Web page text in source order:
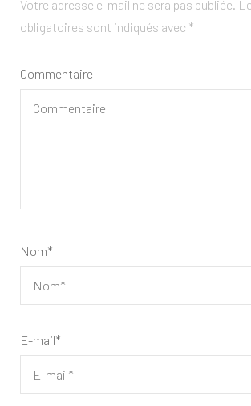
Votre adresse e-mail ne sera pas publiée.
obligatoires sont indiqués avec *
Commentaire
Nom*
E-mail*